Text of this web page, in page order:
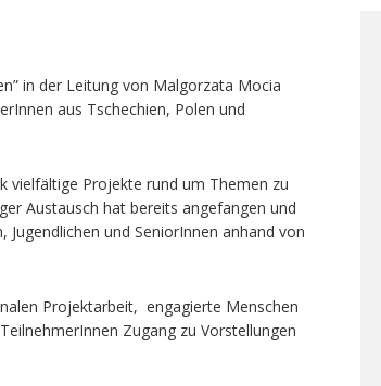
in der Leitung von Malgorzata Mocia
aus Tschechien, Polen und
vielfältige Projekte rund um Themen zu
Austausch hat bereits angefangen und
und SeniorInnen anhand von
Projektarbeit, engagierte Menschen
Zugang zu Vorstellungen